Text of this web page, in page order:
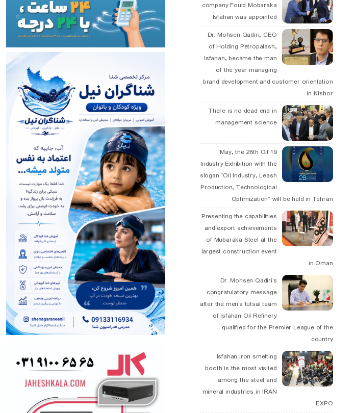
company Fould Mobaraka
Isfahan was appointed
Dr. Mohsen Qadiri, CEO
of Holding Petropalash,
Isfahan, became the man
of the year managing
brand development and customer orientation
in Kishor
There is no dead end in
management science
19 May, the 28th Oil
Industry Exhibition with the
slogan “Oil Industry, Leash
Production, Technological
Optimization” will be held in Tehran
Presenting the capabilities
and export achievements
of Mubaraka Steel at the
largest construction event
in Oman
Dr. Mohsen Qadiri’s
congratulatory message
after the men’s futsal team
of Isfahan Oil Refinery
qualified for the Premier League of the
country
Isfahan iron smelting
booth is the most visited
among the steel and
mineral industries in IRAN
EXPO